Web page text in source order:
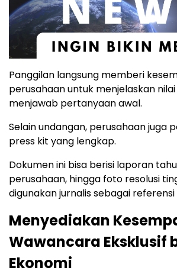
Panggilan langsung memberi
perusahaan untuk menjelaskan
menjawab pertanyaan awal.
Selain undangan, perusahaan juga
press kit yang lengkap.
Dokumen ini bisa berisi laporan
perusahaan, hingga foto resolusi
digunakan jurnalis sebagai
Menyediakan
Wawancara Eksklusif
Ekonomi